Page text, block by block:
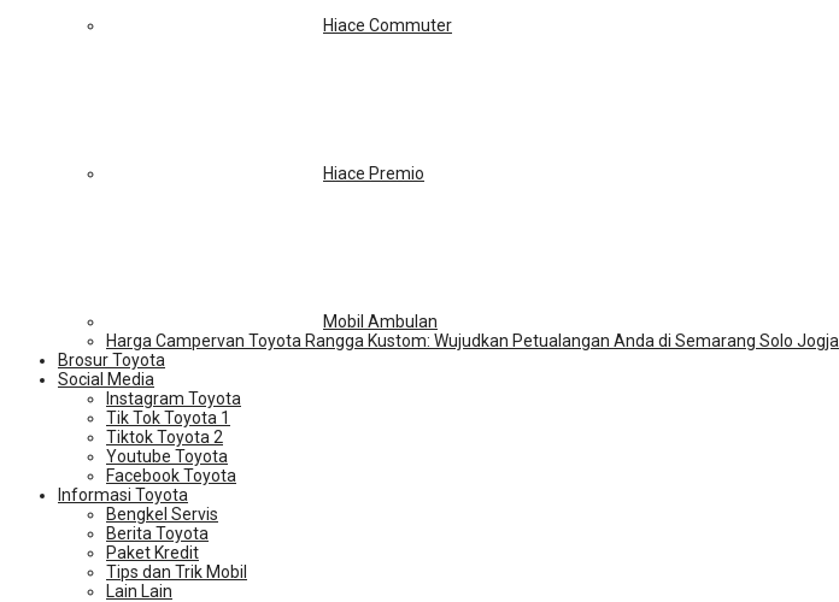
Hiace Commuter
Hiace Premio
Mobil Ambulan
Harga Campervan Toyota Rangga Kustom: Wujudkan Petualangan Anda di Semarang Solo Jogja
Brosur Toyota
Social Media
Instagram Toyota
Tik Tok Toyota 1
Tiktok Toyota 2
Youtube Toyota
Facebook Toyota
Informasi Toyota
Bengkel Servis
Berita Toyota
Paket Kredit
Tips dan Trik Mobil
Lain Lain